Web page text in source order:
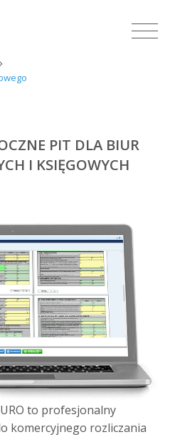
PIT DLA BIUR
I KSIĘGOWYCH
to profesjonalny
komercyjnego rozliczania